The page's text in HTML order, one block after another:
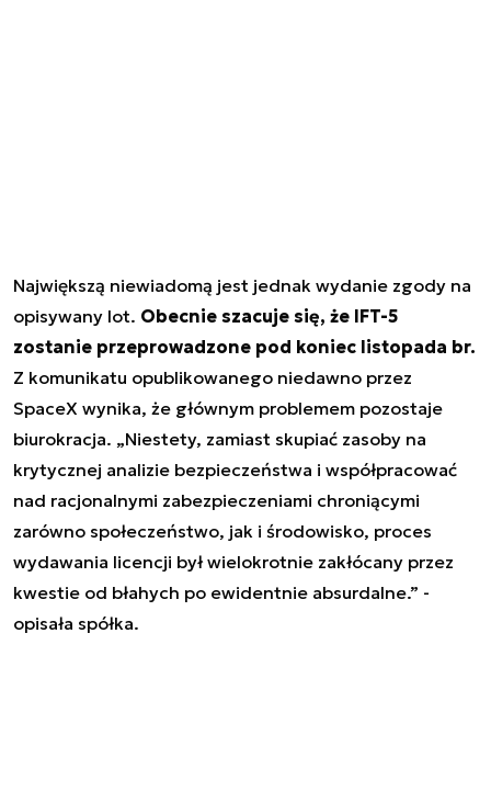
Największą niewiadomą jest jednak wydanie zgody na
opisywany lot. Obecnie szacuje się, że IFT-5
zostanie przeprowadzone pod koniec listopada br.
Z komunikatu opublikowanego niedawno przez
SpaceX wynika, że głównym problemem pozostaje
biurokracja. „Niestety, zamiast skupiać zasoby na
krytycznej analizie bezpieczeństwa i współpracować
nad racjonalnymi zabezpieczeniami chroniącymi
zarówno społeczeństwo, jak i środowisko, proces
wydawania licencji był wielokrotnie zakłócany przez
kwestie od błahych po ewidentnie absurdalne.” -
opisała spółka.